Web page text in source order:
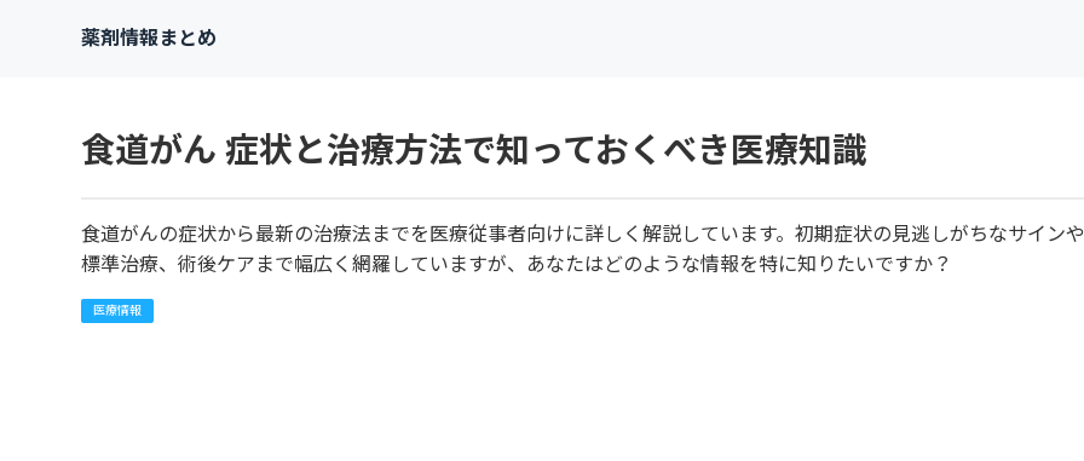
薬剤情報まとめ
食道がん 症状と治療方法で知っておくべき医療知識
食道がんの症状から最新の治療法までを医療従事者向けに詳しく解説しています。初期症状の見逃しがちなサインや
標準治療、術後ケアまで幅広く網羅していますが、あなたはどのような情報を特に知りたいですか？
医療情報